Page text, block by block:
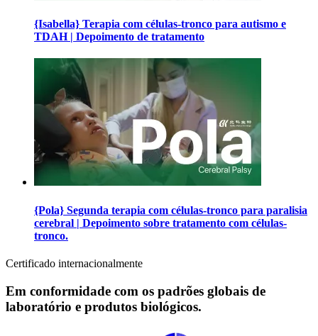
{Isabella} Terapia com células-tronco para autismo e
TDAH | Depoimento de tratamento
{Pola} Segunda terapia com células-tronco para paralisia
cerebral | Depoimento sobre tratamento com células-
tronco.
Certificado internacionalmente
Em conformidade com os padrões globais de
laboratório e produtos biológicos.